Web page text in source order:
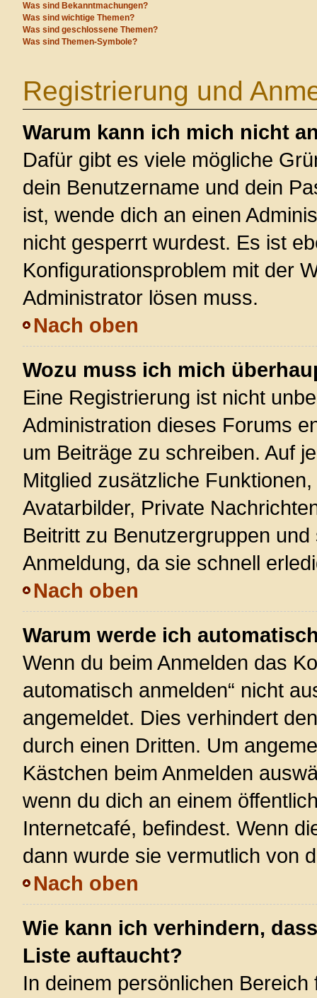
Was sind Bekanntmachungen?
Was sind wichtige Themen?
Was sind geschlossene Themen?
Was sind Themen-Symbole?
Registrierung und
Warum kann ich mich nicht
Dafür gibt es viele mögliche
dein Benutzername und dein
ist, wende dich an einen
nicht gesperrt wurdest. Es ist
Konfigurationsproblem mit der
Administrator lösen muss.
Nach oben
Wozu muss ich mich
Eine Registrierung ist nicht
Administration dieses Forums
um Beiträge zu schreiben. Auf
Mitglied zusätzliche
Avatarbilder, Private
Beitritt zu Benutzergruppen
Anmeldung, da sie schnell
Nach oben
Warum werde ich
Wenn du beim Anmelden das
automatisch anmelden“ nicht
angemeldet. Dies verhindert
durch einen Dritten. Um
Kästchen beim Anmelden
wenn du dich an einem
Internetcafé, befindest. Wenn
dann wurde sie vermutlich von
Nach oben
Wie kann ich verhindern,
Liste auftaucht?
In deinem persönlichen